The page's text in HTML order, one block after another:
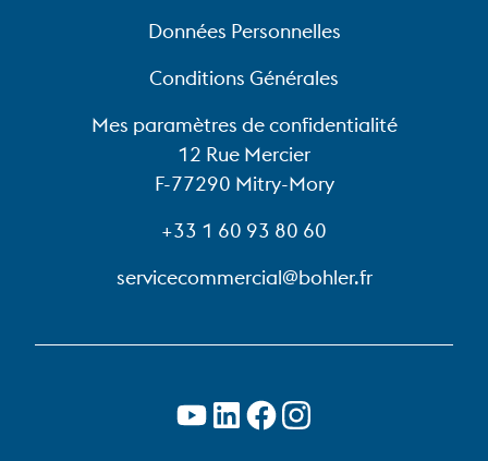
Données Personnelles
Conditions Générales
Mes paramètres de confidentialité
12 Rue Mercier
F-77290 Mitry-Mory
+33 1 60 93 80 60
servicecommercial@bohler.fr